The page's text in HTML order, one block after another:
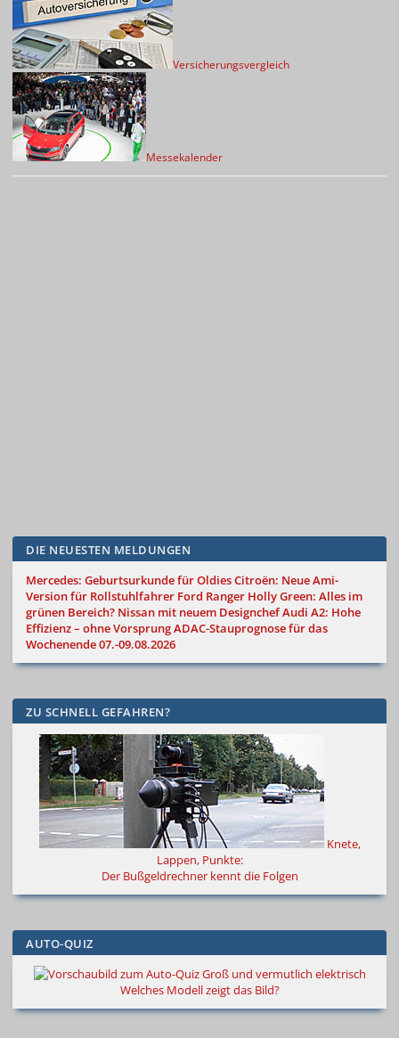
Versicherungsvergleich
Messekalender
DIE NEUESTEN MELDUNGEN
Mercedes: Geburtsurkunde für OldiesCitroën: Neue Ami-
Version für Rollstuhlfahrer Ford Ranger Holly Green: Alles im
grünen Bereich? Nissan mit neuem DesignchefAudi A2: Hohe
Effizienz – ohne VorsprungADAC-Stauprognose für das
Wochenende 07.-09.08.2026
ZU SCHNELL GEFAHREN?
Knete,
Lappen, Punkte:
Der Bußgeldrechner kennt die Folgen
AUTO-QUIZ
Groß und vermutlich elektrisch
Welches Modell zeigt das Bild?